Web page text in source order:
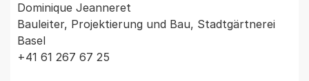
Dominique Jeanneret
Bauleiter, Projektierung und Bau, Stadtgärtnerei
Basel
+41 61 267 67 25